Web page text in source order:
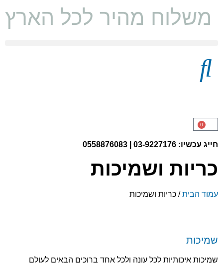
משלוח מהיר לכל הארץ
0
חייג עכשיו: 03-9227176 | 0558876083
כריות ושמיכות
עמוד הבית/ כריות ושמיכות
שמיכות
שמיכות איכותיות לכל עונה ולכל אחד ברוכים הבאים לעולם